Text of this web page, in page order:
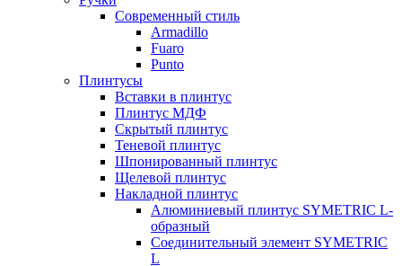
Современный стиль
Armadillo
Fuaro
Punto
Плинтусы
Вставки в плинтус
Плинтус МДФ
Скрытый плинтус
Теневой плинтус
Шпонированный плинтус
Щелевой плинтус
Накладной плинтус
Алюминиевый плинтус SYMETRIC L-
образный
Соединительный элемент SYMETRIC
L